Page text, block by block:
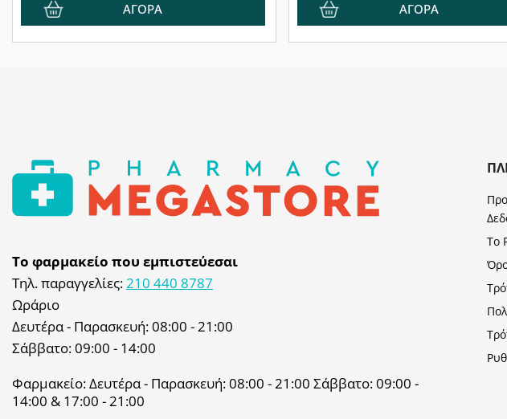
ΑΓΟΡΑ ΑΓΟΡΑ
Το φαρμακείο που εμπιστεύεσαι
Τηλ. παραγγελίες:210 440 8787
Ωράριο
Δευτέρα - Παρασκευή: 08:00 - 21:00
Σάββατο: 09:00 - 14:00
Φαρμακείο: Δευτέρα - Παρασκευή: 08:00 - 21:00 Σάββατο: 09:00 -
14:00 & 17:00 - 21:00
Το